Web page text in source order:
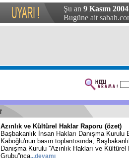
Şu an 9 Kasım
Bugüne ait
Azınlık ve Kültürel Haklar Raporu (özet)
Başbakanlık İnsan Hakları Danışma Kurulu
Kaboğlu'nun basın toplantısında,
Danışma Kurulu ''Azınlık Hakları ve Kültürel
Grubu''nca...devamı